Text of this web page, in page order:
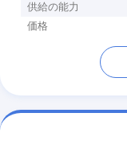
供給の能力
価格